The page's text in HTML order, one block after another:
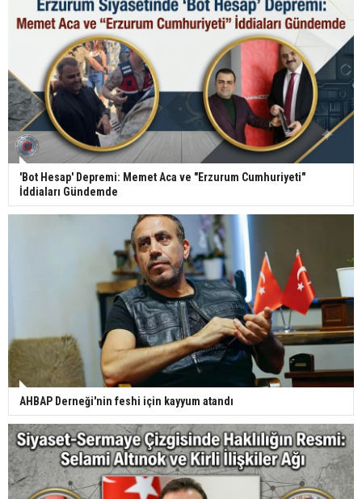
'Bot Hesap' Depremi: Memet Aca ve "Erzurum Cumhuriyeti"
İddiaları Gündemde
AHBAP Derneği'nin feshi için kayyum atandı